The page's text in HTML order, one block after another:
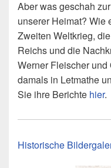
Aber was geschah
unserer Heimat? Wie
Zweiten Weltkrieg,
Reichs und die
Werner Fleischer
damals in Letmathe
Sie ihre Berichte hier.
Historische